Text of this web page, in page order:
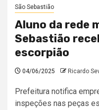
São Sebastião
Aluno da rede
Sebastião
escorpião
04/06/2025 Ricardo
Prefeitura notifica
inspeções nas peças